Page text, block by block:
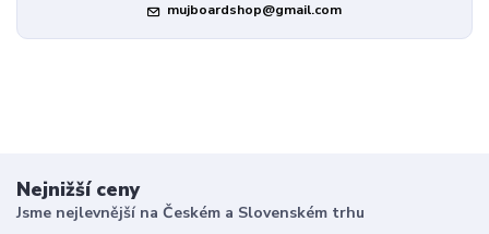
mujboardshop@gmail.com
Nejnižší ceny
Jsme nejlevnější na Českém a Slovenském trhu